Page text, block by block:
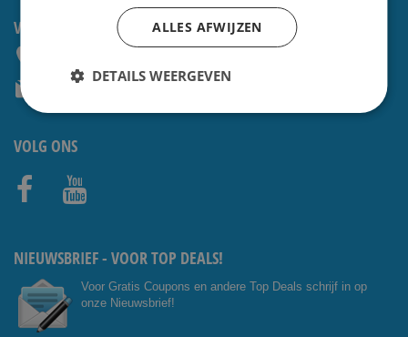
VRAGEN? NEEM CONTACT OP:
service@shavesavings.com
VOLG ONS
NIEUWSBRIEF - VOOR TOP DEALS!
Voor Gratis Coupons en andere Top Deals schrijf in op
onze Nieuwsbrief!
ALLES AFWIJZEN
DETAILS WEERGEVEN